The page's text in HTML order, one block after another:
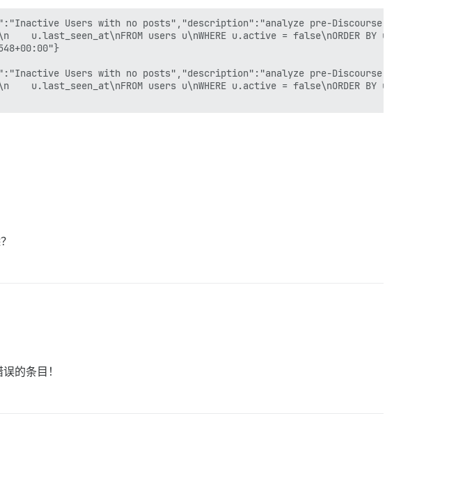
Users with no posts","description":"analyze pre-Discourse
users u\nWHERE u.active = false\nORDER BY
Users with no posts","description":"analyze pre-Discourse
users u\nWHERE u.active = false\nORDER BY
的条目！